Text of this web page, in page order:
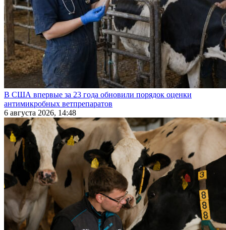
В США впервые за 23 года обновили порядок оценки
антимикробных ветпрепаратов
6 августа 2026, 14:48